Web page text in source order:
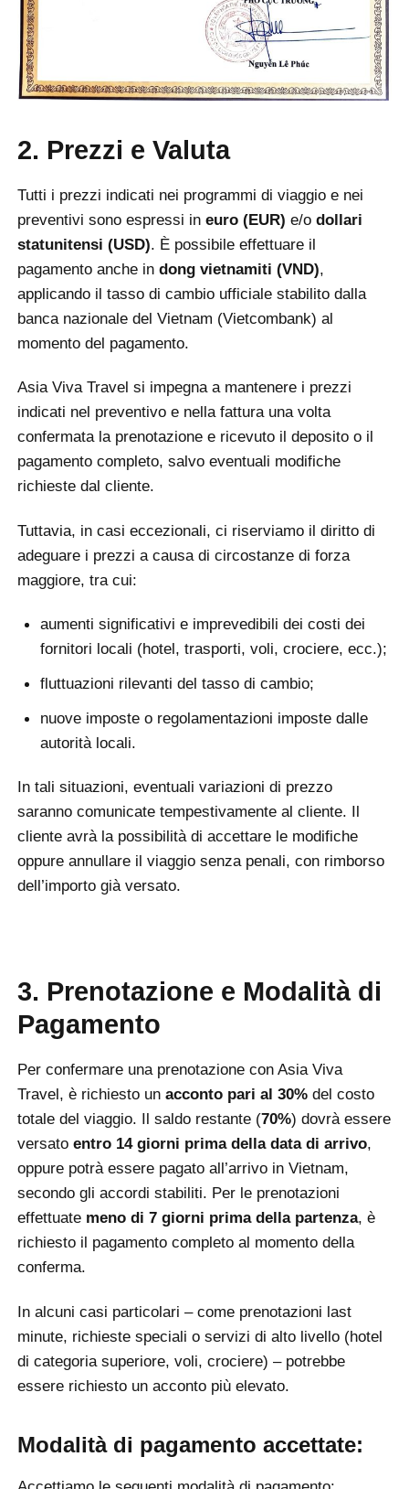
2. Prezzi e Valuta
Tutti i prezzi indicati nei programmi di viaggio e nei
preventivi sono espressi ineuro (EUR) e/odollari
statunitensi (USD). È possibile effettuare il
pagamento anche indong vietnamiti (VND),
applicando il tasso di cambio ufficiale stabilito dalla
banca nazionale del Vietnam (Vietcombank) al
momento del pagamento.
Asia Viva Travel si impegna a mantenere i prezzi
indicati nel preventivo e nella fattura una volta
confermata la prenotazione e ricevuto il deposito o il
pagamento completo, salvo eventuali modifiche
richieste dal cliente.
Tuttavia, in casi eccezionali, ci riserviamo il diritto di
adeguare i prezzi a causa di circostanze di forza
maggiore, tra cui:
aumenti significativi e imprevedibili dei costi dei
fornitori locali (hotel, trasporti, voli, crociere, ecc.);
fluttuazioni rilevanti del tasso di cambio;
nuove imposte o regolamentazioni imposte dalle
autorità locali.
In tali situazioni, eventuali variazioni di prezzo
saranno comunicate tempestivamente al cliente. Il
cliente avrà la possibilità di accettare le modifiche
oppure annullare il viaggio senza penali, con rimborso
dell’importo già versato.
3. Prenotazione e Modalità di
Pagamento
Per confermare una prenotazione con Asia Viva
Travel, è richiesto unacconto pari al 30% del costo
totale del viaggio.
Il saldo restante (70%) dovrà essere
versatoentro 14 giorni prima della data di arrivo,
oppure potrà essere pagato all’arrivo in Vietnam,
secondo gli accordi stabiliti. Per le prenotazioni
effettuate meno di 7 giorni prima della partenza, è
richiesto il pagamento completo al momento della
conferma.
In alcuni casi particolari – come prenotazioni last
minute, richieste speciali o servizi di alto livello (hotel
di categoria superiore, voli, crociere) – potrebbe
essere richiesto un acconto più elevato.
Modalità di pagamento accettate: